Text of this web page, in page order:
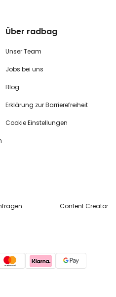
Über radbag
Unser Team
Jobs bei uns
Blog
Erklärung zur Barrierefreiheit
Cookie Einstellungen
Content Creator